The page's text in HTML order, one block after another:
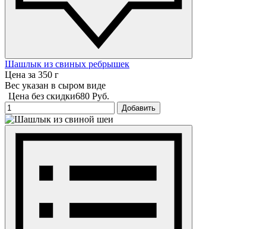
Шашлык из свиных ребрышек
Цена за 350 г
Вес указан в сыром виде
Цена без скидки680 Руб.
Добавить